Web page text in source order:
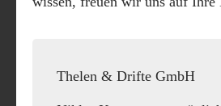
Thelen & Drifte GmbH